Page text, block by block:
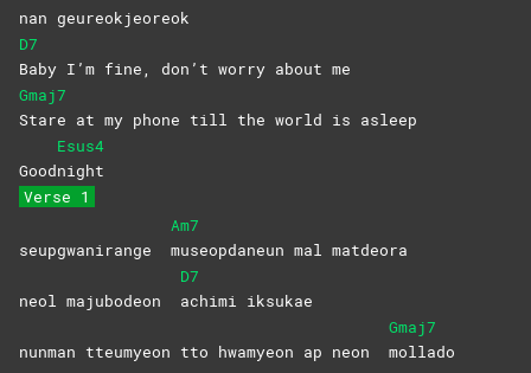
nan geureokjeoreok
D7
Baby I’m fine, don’t worry about me
Gmaj7
Stare at my phone till the world is asleep
Good
Esus4
night
Verse 1
seupgwanirange
Am7
museopdaneun mal matdeora
neol majubodeon
D7
achimi iksukae
nunman tteumyeon tto hwamyeon ap neon
Gmaj7
mollado